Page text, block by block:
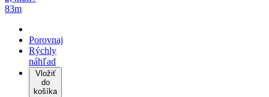
Porovnaj
Rýchly
náhľad
Vložiť
do
košíka